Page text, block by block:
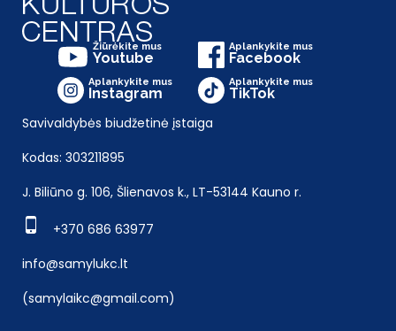
Žiūrėkite mus
Youtube
Aplankykite mus
Facebook
Aplankykite mus
Instagram
Aplankykite mus
TikTok
Savivaldybės biudžetinė įstaiga
Kodas: 303211895
J. Biliūno g. 106, Šlienavos k., LT-53144 Kauno r.
+370 686 63977
info@samylukc.lt
(samylaikc@gmail.com)